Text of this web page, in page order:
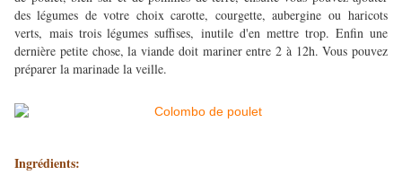
des légumes de votre choix carotte, courgette, aubergine ou haricots
verts, mais trois légumes suffises, inutile d'en mettre trop. Enfin une
dernière petite chose, la viande doit mariner entre 2 à 12h. Vous pouvez
préparer la marinade la veille.
Ingrédients: